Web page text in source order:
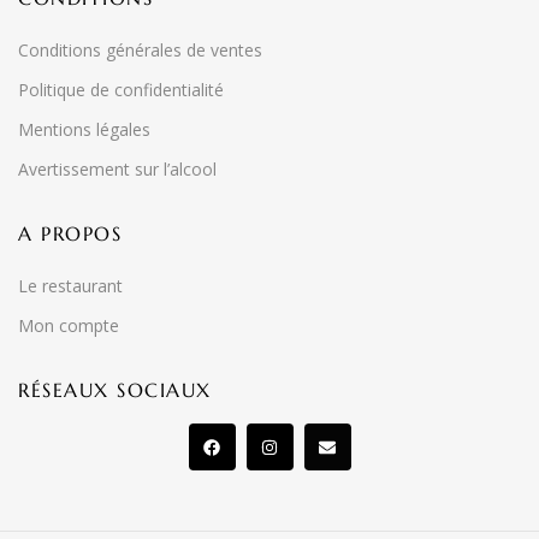
Conditions générales de ventes
Politique de confidentialité
Mentions légales
Avertissement sur l’alcool
A PROPOS
Le restaurant
Mon compte
RÉSEAUX SOCIAUX